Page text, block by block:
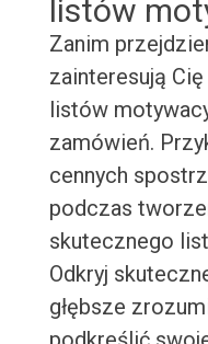
listów
Zanim
zainteresują
listów
zamówień.
cennych
podczas
skutecznego
Odkryj
głębsze